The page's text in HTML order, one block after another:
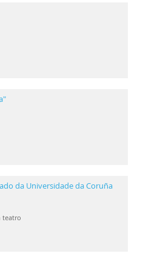
da Universidade da Coruña
teatro